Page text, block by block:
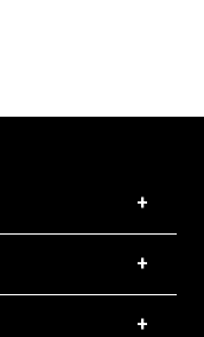
+
+
+